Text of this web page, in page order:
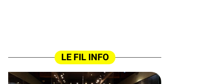
LE FIL INFO